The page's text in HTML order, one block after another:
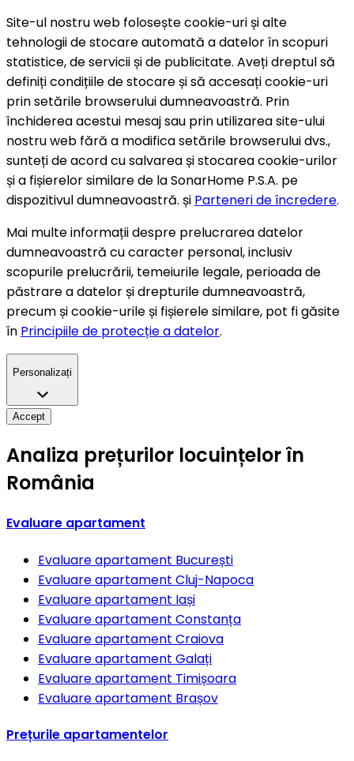
Site-ul nostru web folosește cookie-uri și alte
tehnologii de stocare automată a datelor în scopuri
statistice, de servicii și de publicitate. Aveți dreptul să
definiți condițiile de stocare și să accesați cookie-uri
prin setările browserului dumneavoastră. Prin
închiderea acestui mesaj sau prin utilizarea site-ului
nostru web fără a modifica setările browserului dvs.,
sunteți de acord cu salvarea și stocarea cookie-urilor
și a fișierelor similare de la SonarHome P.S.A. pe
dispozitivul dumneavoastră. și Parteneri de încredere.
Mai multe informații despre prelucrarea datelor
dumneavoastră cu caracter personal, inclusiv
scopurile prelucrării, temeiurile legale, perioada de
păstrare a datelor și drepturile dumneavoastră,
precum și cookie-urile și fișierele similare, pot fi găsite
în Principiile de protecție a datelor.
Personalizați
Accept
Analiza prețurilor locuințelor în
România
Evaluare apartament
Evaluare apartament București
Evaluare apartament Cluj-Napoca
Evaluare apartament Iași
Evaluare apartament Constanța
Evaluare apartament Craiova
Evaluare apartament Galați
Evaluare apartament Timișoara
Evaluare apartament Brașov
Prețurile apartamentelor